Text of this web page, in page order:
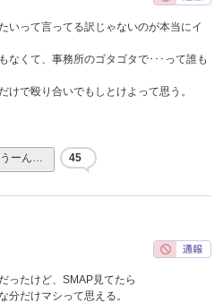
いって言ってる訳じゃないのが本当にイ
なくて、事務所のゴタゴタで･･･って誰も
けで殴り合いでもしとけよって思う。
うーん… 45
ったけど、SMAP見てたら
分だけマシって思える。